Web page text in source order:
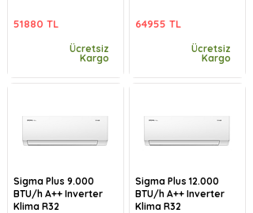
51880 TL
Ücretsiz
Kargo
Sigma Plus 9.000
BTU/h A++ Inverter
Klima R32
64955 TL
Ücretsiz
Kargo
Sigma Plus 12.000
BTU/h A++ Inverter
Klima R32